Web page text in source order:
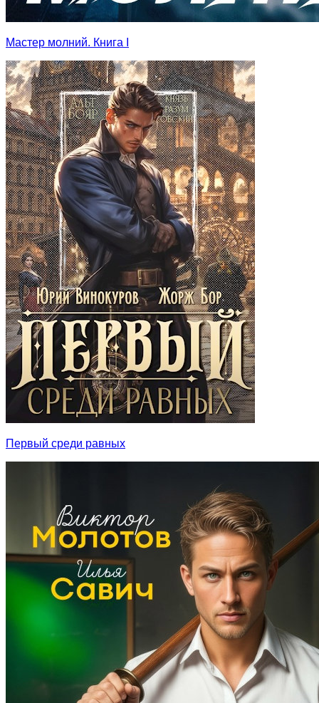
Мастер молний. Книга I
Первый среди равных